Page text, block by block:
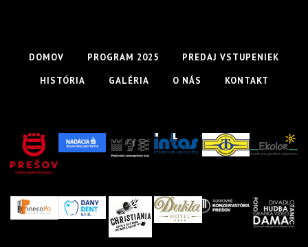
DOMOV PROGRAM 2025
PREDAJ VSTUPENIEK
HISTÓRIA
GALÉRIA O NÁS KONTAKT